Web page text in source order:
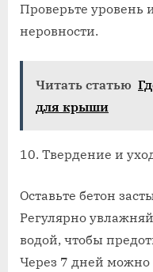
Проверьте уровень
неровности.
Читать статью
для крыши
10. Твердение и
Оставьте бетон
Регулярно
водой, чтобы
Через 7 дней можно